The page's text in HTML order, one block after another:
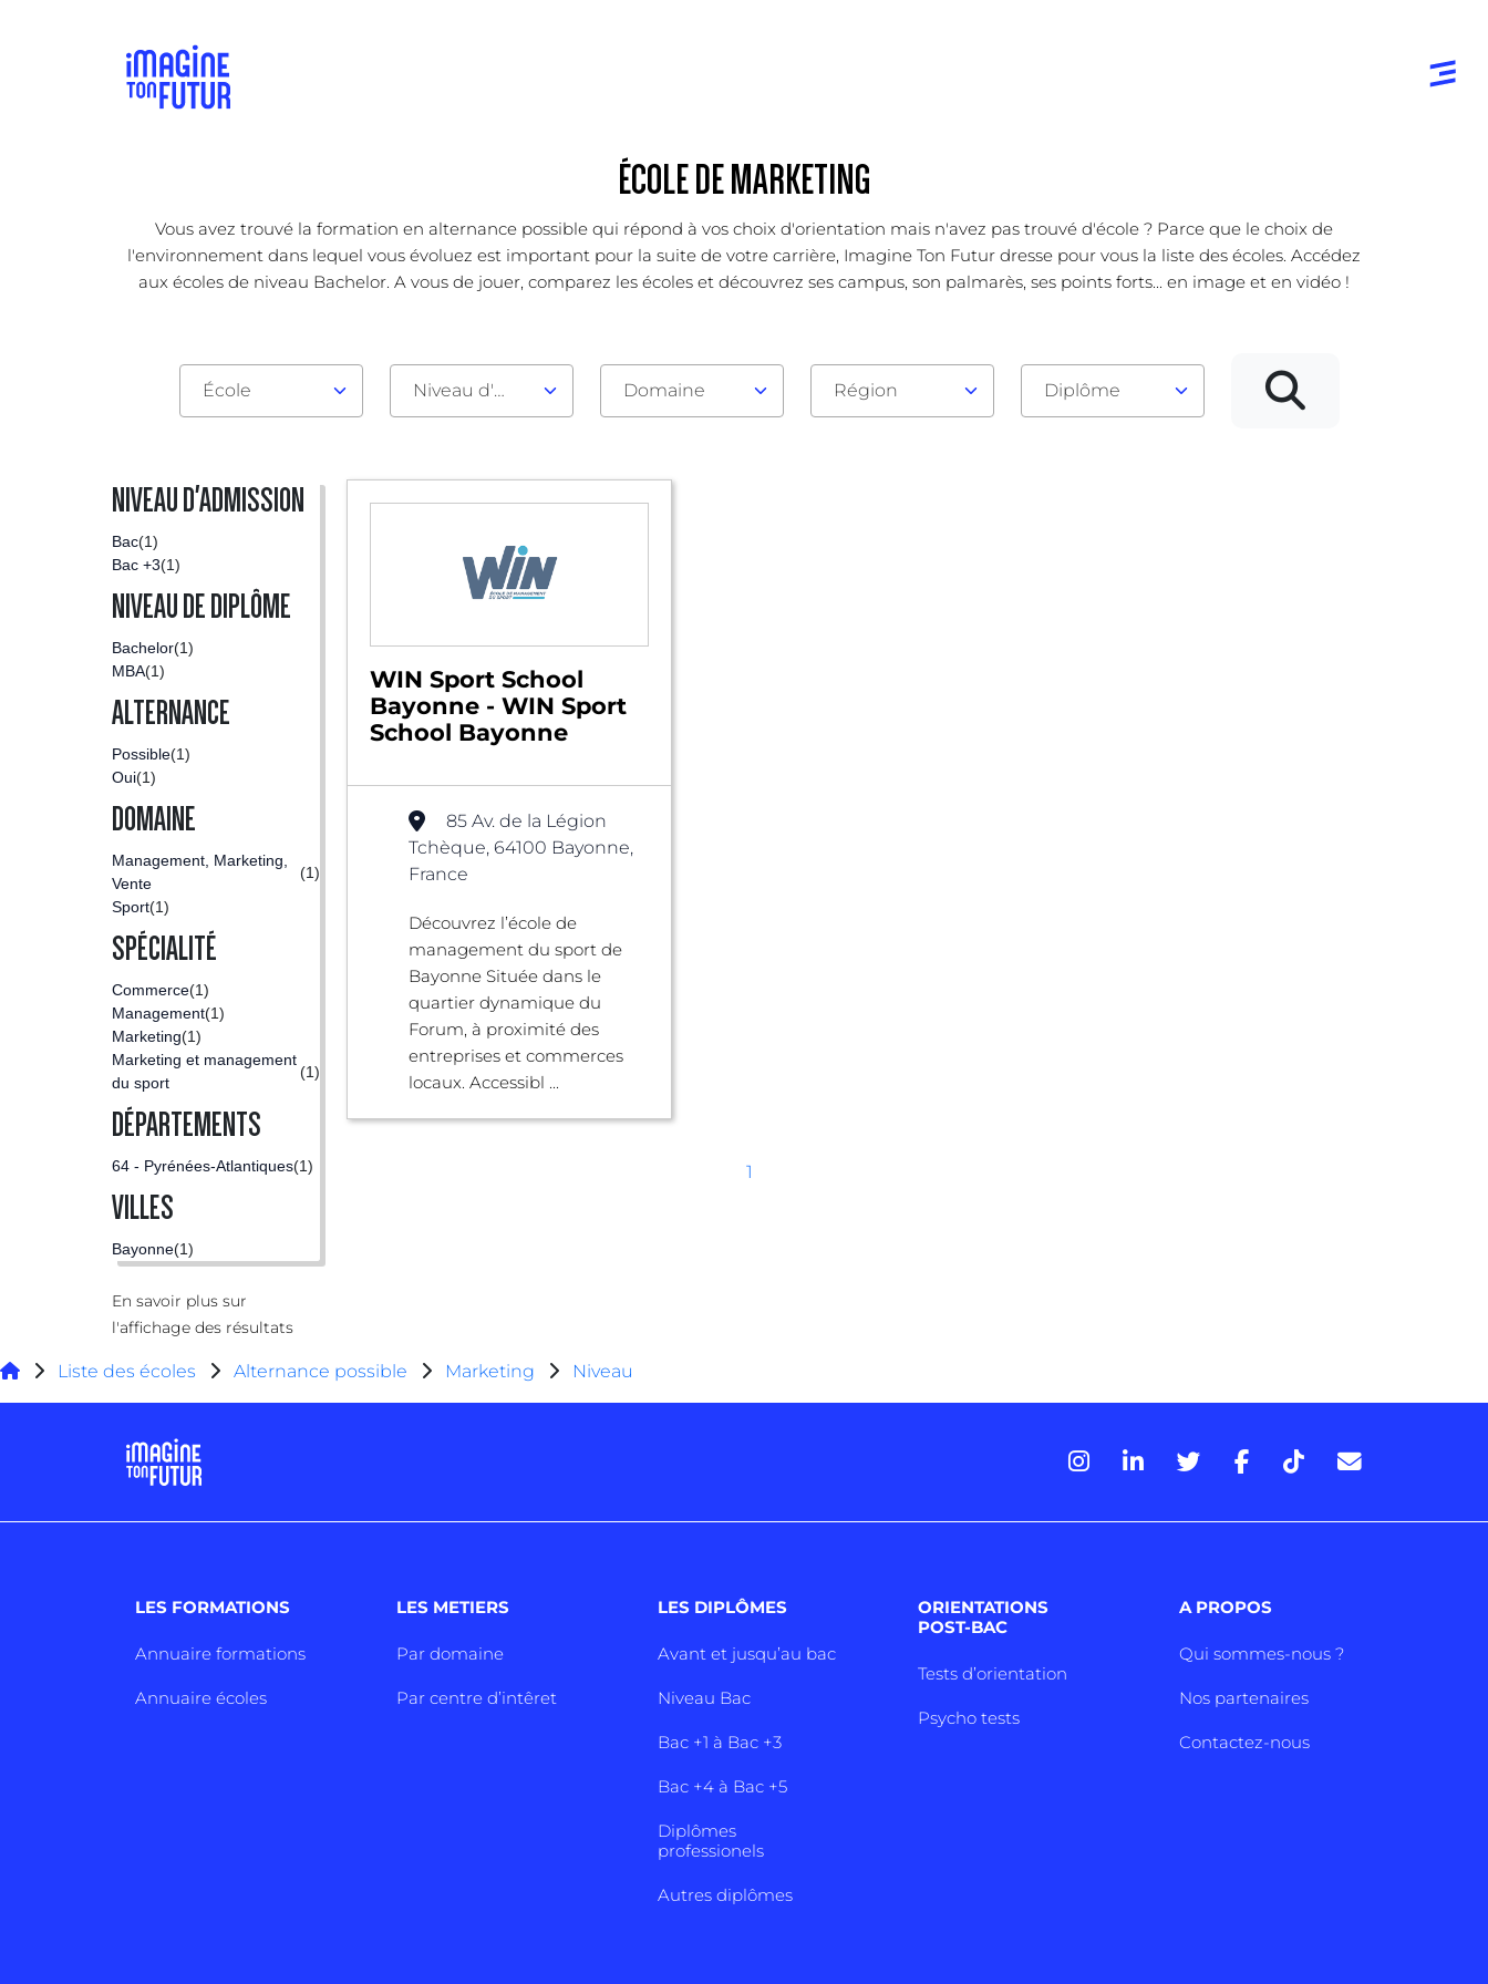
ÉCOLE DE MARKETING
Vous avez trouvé la formation en alternance possible qui répond à vos choix d'orientation mais n'avez pas trouvé d'école ? Parce que le choix de
l'environnement dans lequel vous évoluez est important pour la suite de votre carrière, Imagine Ton Futur dresse pour vous la liste des écoles. Accédez
aux écoles de niveau Bachelor. A vous de jouer, comparez les écoles et découvrez ses campus, son palmarès, ses points forts... en image et en vidéo !
École Niveau d'admission Domaine Région Diplôme
NIVEAU D'ADMISSION
Bac(1)
Bac +3(1)
NIVEAU DE DIPLÔME
Bachelor(1)
MBA(1)
ALTERNANCE
Possible(1)
Oui(1)
DOMAINE
Management, Marketing,
Vente
(1)
Sport(1)
SPÉCIALITÉ
Commerce(1)
Management(1)
Marketing(1)
Marketing et management
du sport
(1)
DÉPARTEMENTS
64 - Pyrénées-Atlantiques(1)
VILLES
Bayonne(1)
En savoir plus sur
l'affichage des résultats
WIN Sport School
Bayonne - WIN Sport
School Bayonne
85 Av. de la Légion
Tchèque, 64100 Bayonne,
France
Découvrez l’école de
management du sport de
Bayonne Située dans le
quartier dynamique du
Forum, à proximité des
entreprises et commerces
locaux. Accessibl ...
1
Liste des écoles Alternance possible Marketing Niveau
LES FORMATIONS
Annuaire formations
Annuaire écoles
LES METIERS
Par domaine
Par centre d’intêret
LES DIPLÔMES
Avant et jusqu’au bac
Niveau Bac
Bac +1 à Bac +3
Bac +4 à Bac +5
Diplômes
professionels
Autres diplômes
ORIENTATIONS
POST-BAC
Tests d’orientation
Psycho tests
A PROPOS
Qui sommes-nous ?
Nos partenaires
Contactez-nous